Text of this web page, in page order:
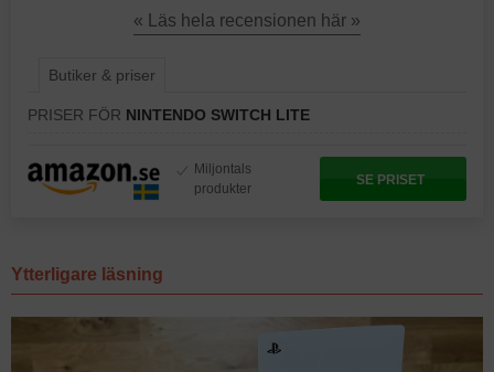
« Läs hela recensionen här »
Butiker & priser
PRISER FÖR NINTENDO SWITCH LITE
Miljontals
produkter
SE PRISET
Ytterligare läsning